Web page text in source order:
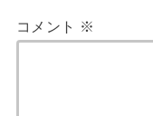
コメント ※